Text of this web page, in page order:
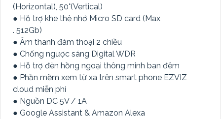
(Horizontal), 50°(Vertical)
● Hỗ trợ khe thẻ nhớ Micro SD card (Max
. 512Gb)
● Âm thanh đàm thoại 2 chiều
● Chống ngược sáng Digital WDR
● Hỗ trợ đèn hồng ngoại thông minh ban đêm
● Phần mềm xem từ xa trên smart phone EZVIZ
cloud miễn phí
● Nguồn DC 5V / 1A
● Google Assistant & Amazon Alexa